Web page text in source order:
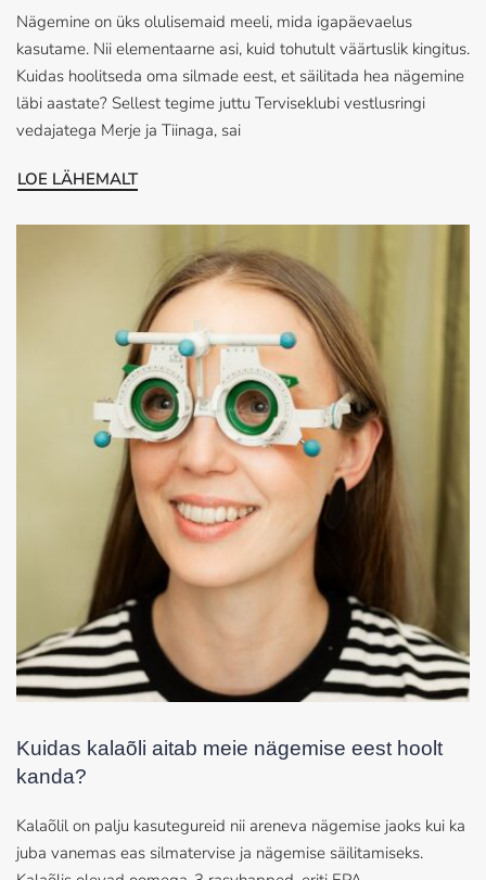
Nägemine on üks olulisemaid meeli, mida igapäevaelus
kasutame. Nii elementaarne asi, kuid tohutult väärtuslik kingitus.
Kuidas hoolitseda oma silmade eest, et säilitada hea nägemine
läbi aastate? Sellest tegime juttu Terviseklubi vestlusringi
vedajatega Merje ja Tiinaga, sai
LOE LÄHEMALT
Kuidas kalaõli aitab meie nägemise eest hoolt
kanda?
Kalaõlil on palju kasutegureid nii areneva nägemise jaoks kui ka
juba vanemas eas silmatervise ja nägemise säilitamiseks.